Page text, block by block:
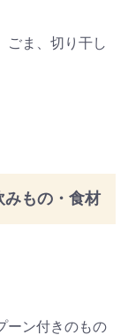
ごま、切り干し
みもの・食材
ーン付きのもの
び 暮らし